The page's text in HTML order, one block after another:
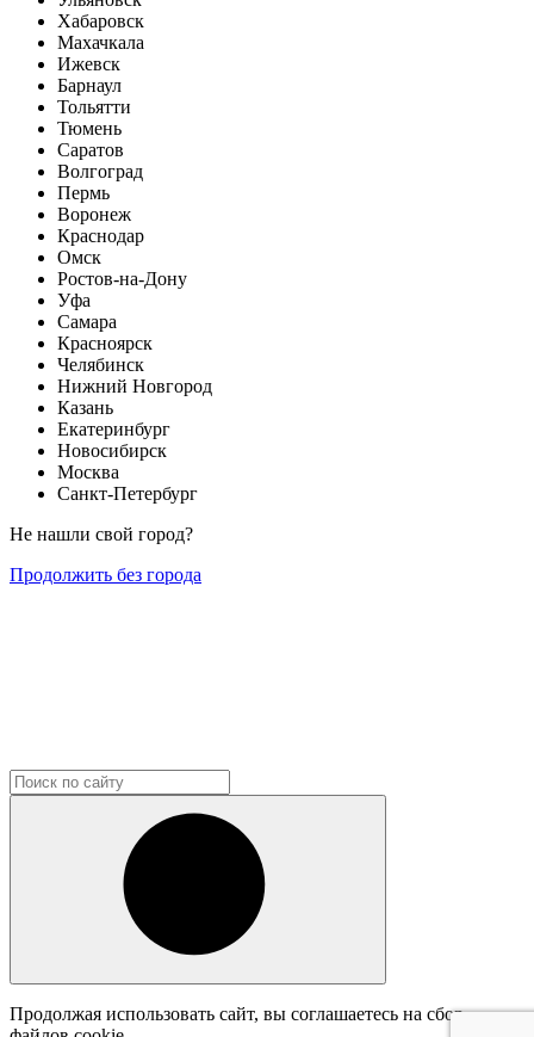
Хабаровск
Махачкала
Ижевск
Барнаул
Тольятти
Тюмень
Саратов
Волгоград
Пермь
Воронеж
Краснодар
Омск
Ростов-на-Дону
Уфа
Самара
Красноярск
Челябинск
Нижний Новгород
Казань
Екатеринбург
Новосибирск
Москва
Санкт-Петербург
Не нашли свой город?
Продолжить без города
Продолжая использовать сайт, вы соглашаетесь на сбор